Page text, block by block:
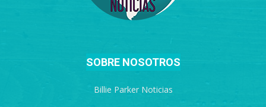
SOBRE NOSOTROS
Billie Parker Noticias